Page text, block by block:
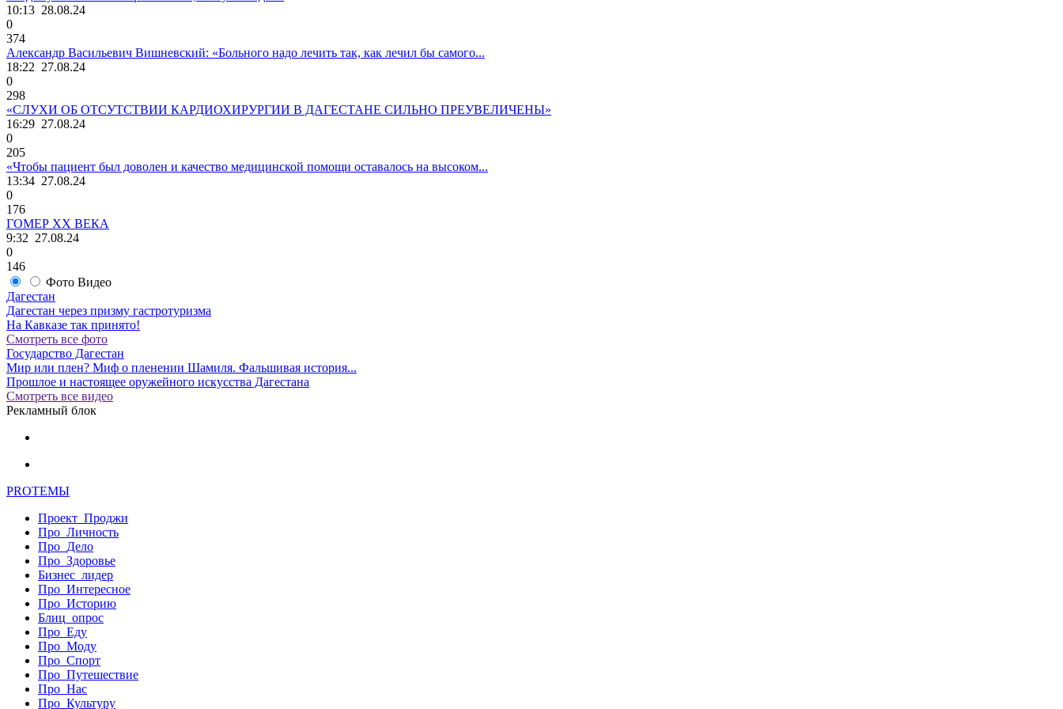
10:13 28.08.24
0
374
Александр Васильевич Вишневский: «Больного надо лечить так, как лечил бы самого...
18:22 27.08.24
0
298
«СЛУХИ ОБ ОТСУТСТВИИ КАРДИОХИРУРГИИ В ДАГЕСТАНЕ СИЛЬНО ПРЕУВЕЛИЧЕНЫ»
16:29 27.08.24
0
205
«Чтобы пациент был доволен и качество медицинской помощи оставалось на высоком...
13:34 27.08.24
0
176
ГОМЕР ХХ ВЕКА
9:32 27.08.24
0
146
Фото Видео
Дагестан
Дагестан через призму гастротуризма
На Кавказе так принято!
Смотреть все фото
Государство Дагестан
Мир или плен? Миф о пленении Шамиля. Фальшивая история...
Прошлое и настоящее оружейного искусства Дагестана
Смотреть все видео
Рекламный блок
PROТЕМЫ
Проект_Проджи
Про_Личность
Про_Дело
Про_Здоровье
Бизнес_лидер
Про_Интересное
Про_Историю
Блиц_опрос
Про_Еду
Про_Моду
Про_Спорт
Про_Путешествие
Про_Нас
Про_Культуру